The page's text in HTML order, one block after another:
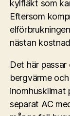
kylfläkt som
Eftersom
nästan
Det här
bergvärme
inomhusklimat
separat AC